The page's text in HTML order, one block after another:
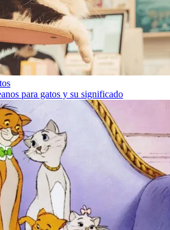
para gatos y su significado